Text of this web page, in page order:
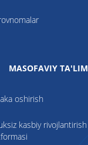
MASOFAVIY TA'LIM
oshirish
kasbiy rivojlantirish